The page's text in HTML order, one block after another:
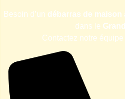
Besoin d’un débarras de maison
dans le
Contactez notre